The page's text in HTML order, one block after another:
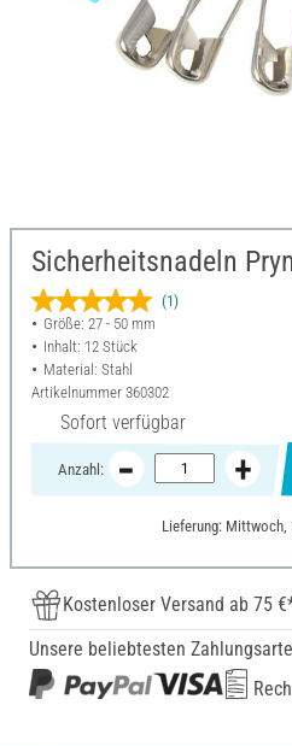
Sicherheitsnadeln
(1)
Größe: 27 - 50 mm
Inhalt: 12 Stück
Material: Stahl
Artikelnummer 360302
Sofort verfügbar
Anzahl:
Lieferung: Mittwoch,
Kostenloser Versand ab 75
Unsere beliebtesten